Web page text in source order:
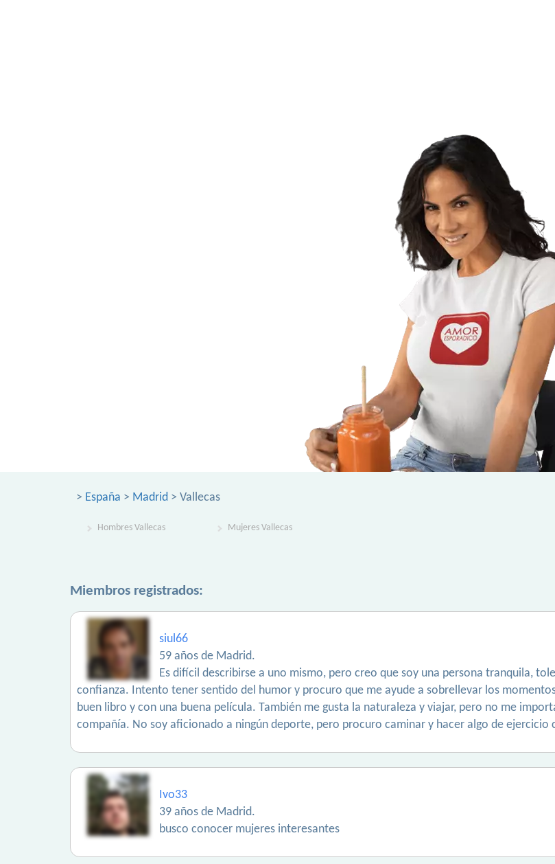
> España > Madrid > Vallecas
Hombres Vallecas Mujeres Vallecas
Miembros registrados:
siul66
59 años de Madrid.
Es difícil describirse a uno mismo, pero creo que soy una persona tranquila,
confianza. Intento tener sentido del humor y procuro que me ayude a sobrellevar los
buen libro y con una buena película. También me gusta la naturaleza y viajar, pero no me
compañía. No soy aficionado a ningún deporte, pero procuro caminar y hacer algo de ejercicio
Ivo33
39 años de Madrid.
busco conocer mujeres interesantes